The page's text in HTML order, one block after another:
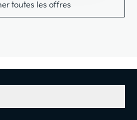
toutes les offres